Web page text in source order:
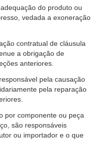
do produto ou
vedada a exoneração
contratual de cláusula
a obrigação de
anteriores.
pela causação
pela reparação
por componente ou peça
são responsáveis
ou importador e o que